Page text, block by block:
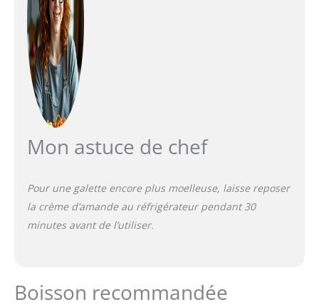
Mon astuce de chef
Pour une galette encore plus moelleuse, laisse reposer
la crème d’amande au réfrigérateur pendant 30
minutes avant de l’utiliser.
Boisson recommandée